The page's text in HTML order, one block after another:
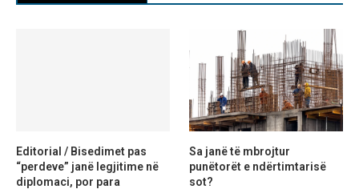
Editorial / Bisedimet pas
“perdeve” janë legjitime në
diplomaci, por para
Sa janë të mbrojtur
punëtorët e ndërtimtarisë
sot?